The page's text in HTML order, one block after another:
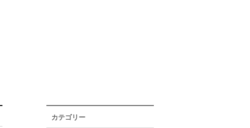
カテゴリー